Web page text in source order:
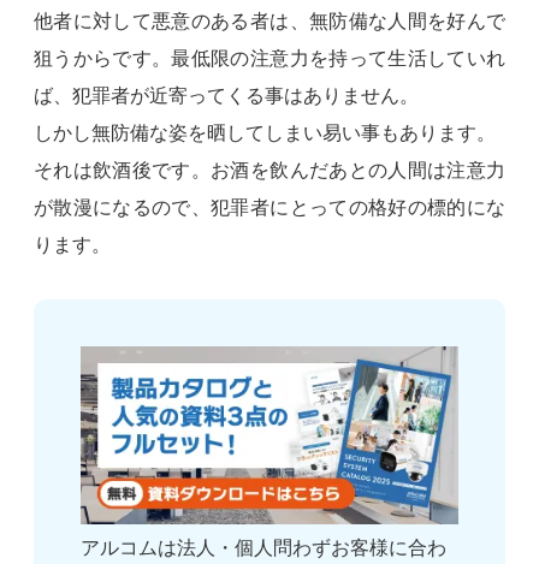
他者に対して悪意のある者は、無防備な人間を好んで
狙うからです。最低限の注意力を持って生活していれ
ば、犯罪者が近寄ってくる事はありません。
しかし無防備な姿を晒してしまい易い事もあります。
それは飲酒後です。お酒を飲んだあとの人間は注意力
が散漫になるので、犯罪者にとっての格好の標的にな
ります。
アルコムは法人・個人問わずお客様に合わ